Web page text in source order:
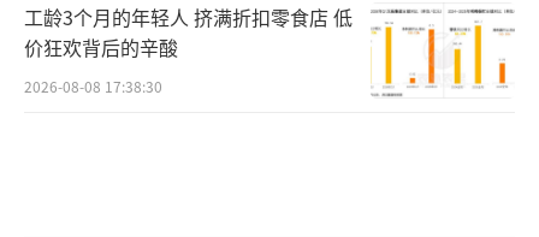
工龄3个月的年轻人 挤满折扣零食店 低
价狂欢背后的辛酸
2026-08-08 17:38:30